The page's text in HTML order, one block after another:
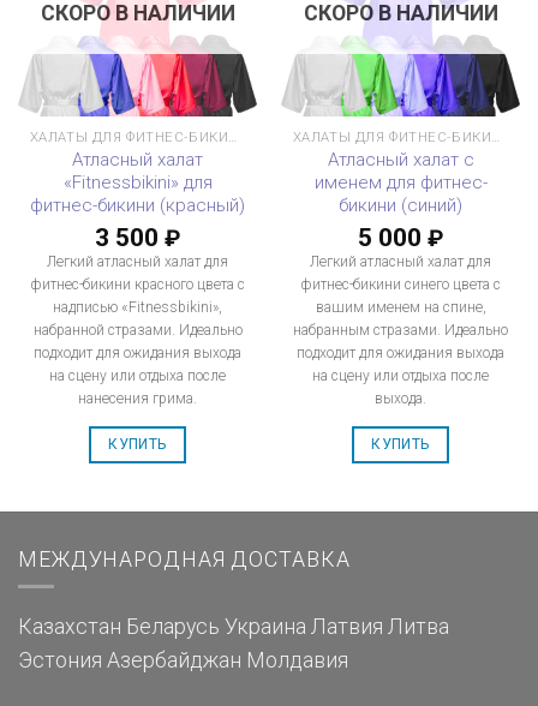
СКОРО В НАЛИЧИИ
ХАЛАТЫ ДЛЯ ФИТНЕС-БИКИНИ
Атласный халат
«Fitnessbikini» для
фитнес-бикини (красный)
3 500 ₽
Легкий атласный халат для
фитнес-бикини красного цвета с
надписью «Fitnessbikini»,
набранной стразами. Идеально
подходит для ожидания выхода
на сцену или отдыха после
нанесения грима.
КУПИТЬ
СКОРО В НАЛИЧИИ
ХАЛАТЫ ДЛЯ ФИТНЕС-БИКИНИ
Атласный халат с
именем для фитнес-
бикини (синий)
5 000 ₽
Легкий атласный халат для
фитнес-бикини синего цвета с
вашим именем на спине,
набранным стразами. Идеально
подходит для ожидания выхода
на сцену или отдыха после
выхода.
КУПИТЬ
МЕЖДУНАРОДНАЯ ДОСТАВКА
Казахстан Беларусь Украина Латвия Литва
Эстония Азербайджан Молдавия